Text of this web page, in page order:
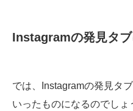
Instagramの発見タ
では、Instagramの発見タ
いったものになるのでしょ